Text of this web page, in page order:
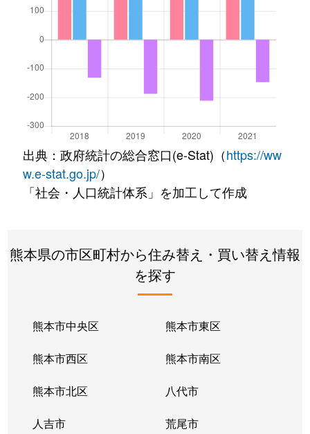
出典：政府統計の総合窓口(e-Stat)（https://ww
w.e-stat.go.jp/）
「社会・人口統計体系」を加工して作成
熊本県の市区町村から住み替え・買い替え情報
を探す
熊本市中央区 熊本市東区
熊本市西区 熊本市南区
熊本市北区 八代市
人吉市 荒尾市